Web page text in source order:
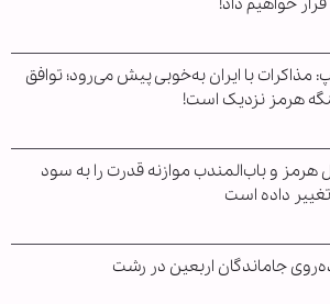
مذاکرات با ایران به‌خوبی پیش می‌رود؛ توافق
هرمز نزدیک است!
هرمز و باب‌المندب موازنه قدرت را به سود
داده است
جاماندگان اربعین در رشت